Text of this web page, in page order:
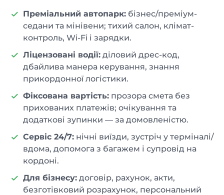
Преміальний автопарк: бізнес/преміум-
седани та мінівени; тихий салон, клімат-
контроль, Wi-Fi і зарядки.
Ліцензовані водії: діловий дрес-код,
дбайлива манера керування, знання
прикордонної логістики.
Фіксована вартість: прозора смета без
прихованих платежів; очікування та
додаткові зупинки — за домовленістю.
Сервіс 24/7: нічні виїзди, зустріч у терміналі/
вдома, допомога з багажем і супровід на
кордоні.
Для бізнесу: договір, рахунок, акти,
безготівковий розрахунок, персональний